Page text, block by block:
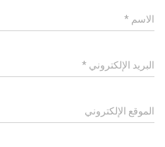
الاسم *
البريد الإلكتروني *
الموقع الإلكتروني